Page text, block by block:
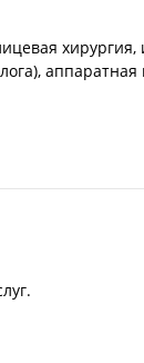
аппаратная